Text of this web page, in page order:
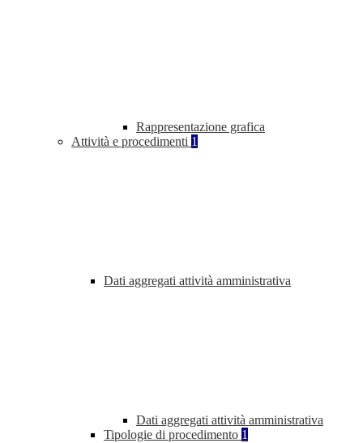
Rappresentazione grafica
Attività e procedimenti 1
Dati aggregati attività amministrativa
Dati aggregati attività amministrativa
Tipologie di procedimento 1